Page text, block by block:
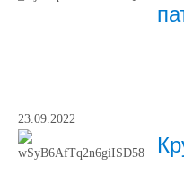
23.09.2022